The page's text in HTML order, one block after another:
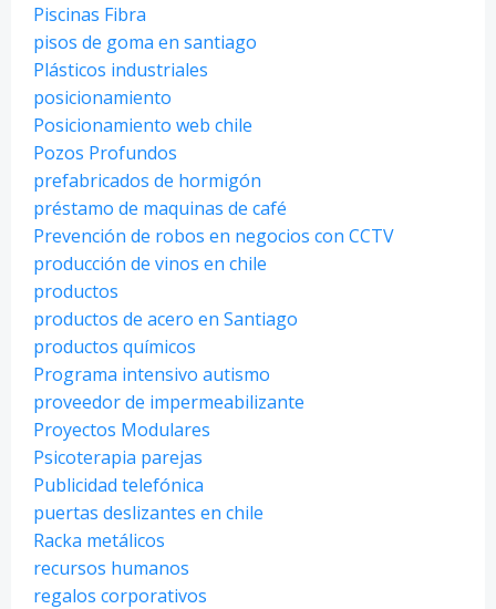
Piscinas Fibra
pisos de goma en santiago
Plásticos industriales
posicionamiento
Posicionamiento web chile
Pozos Profundos
prefabricados de hormigón
préstamo de maquinas de café
Prevención de robos en negocios con CCTV
producción de vinos en chile
productos
productos de acero en Santiago
productos químicos
Programa intensivo autismo
proveedor de impermeabilizante
Proyectos Modulares
Psicoterapia parejas
Publicidad telefónica
puertas deslizantes en chile
Racka metálicos
recursos humanos
regalos corporativos